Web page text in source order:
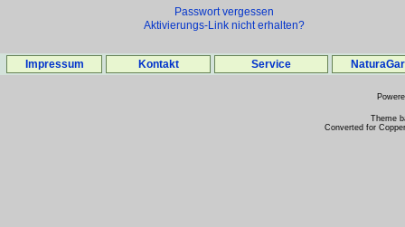
Passwort vergessen
Aktivierungs-Link nicht erhalten?
Impressum Kontakt Service
Theme
Converted for